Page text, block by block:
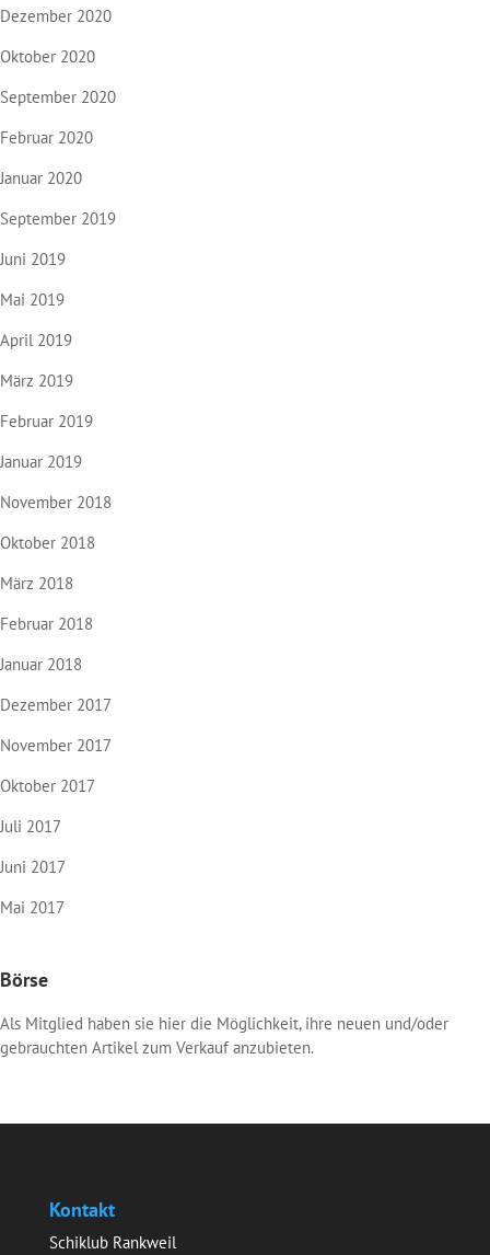
Dezember 2020
Oktober 2020
September 2020
Februar 2020
Januar 2020
September 2019
Juni 2019
Mai 2019
April 2019
März 2019
Februar 2019
Januar 2019
November 2018
Oktober 2018
März 2018
Februar 2018
Januar 2018
Dezember 2017
November 2017
Oktober 2017
Juli 2017
Juni 2017
Mai 2017
Börse
Als Mitglied haben sie hier die Möglichkeit, ihre neuen und/oder
gebrauchten Artikel zum Verkauf anzubieten.
Kontakt
Schiklub Rankweil